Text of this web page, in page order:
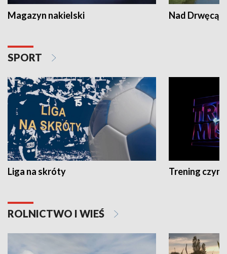
Magazyn nakielski Nad Drwęcą
SPORT
Liga na skróty Trening czyni
ROLNICTWO I WIEŚ